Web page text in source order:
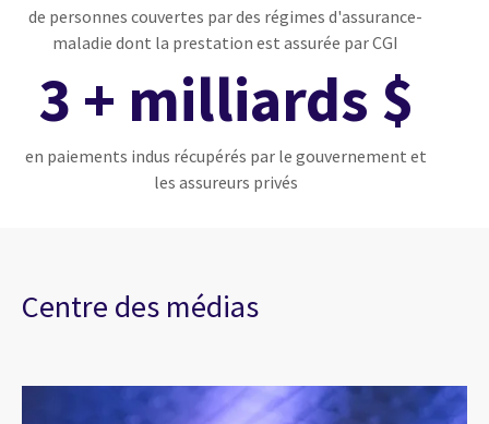
de personnes couvertes par des régimes d'assurance-
maladie dont la prestation est assurée par CGI
3 + milliards $
en paiements indus récupérés par le gouvernement et
les assureurs privés
Centre des médias